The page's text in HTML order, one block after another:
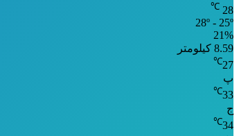
28
℃
28º - 25º
21%
8.59 کیلومتر
27
℃
پ
33
℃
ج
34
℃